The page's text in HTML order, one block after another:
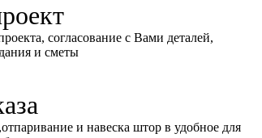
согласование с Вами деталей,
и сметы
и навеска штор в удобное для